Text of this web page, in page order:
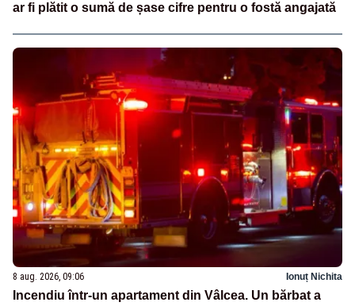
ar fi plătit o sumă de șase cifre pentru o fostă angajată
8 aug. 2026, 09:06 Ionuț Nichita
Incendiu într-un apartament din Vâlcea. Un bărbat a